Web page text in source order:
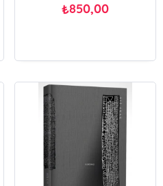
₺850,00